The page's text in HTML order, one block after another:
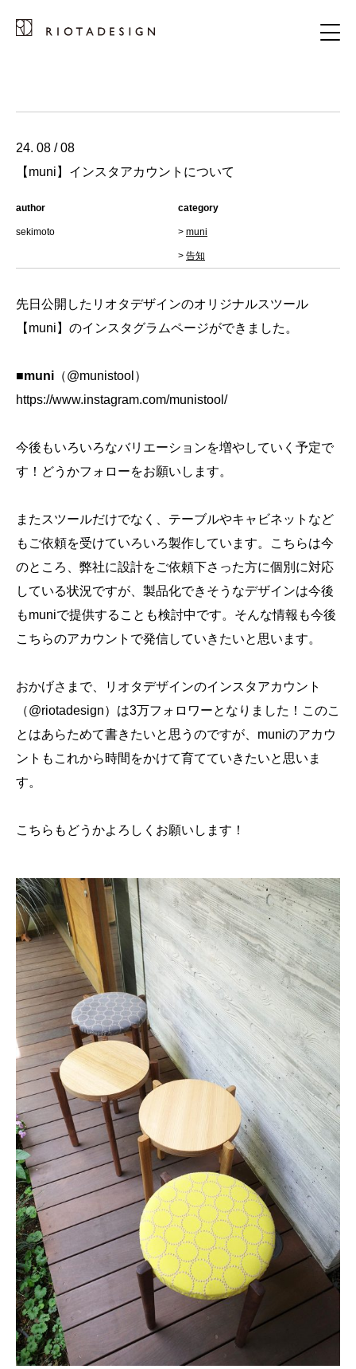
24. 08 / 08
【muni】インスタアカウントについて
author
sekimoto
category
> muni
> 告知
先日公開したリオタデザインのオリジナルスツール
【muni】のインスタグラムページができました。
■muni （@munistool）
https://www.instagram.com/munistool/
今後もいろいろなバリエーションを増やしていく予定で
す！どうかフォローをお願いします。
またスツールだけでなく、テーブルやキャビネットなど
もご依頼を受けていろいろ製作しています。こちらは今
のところ、弊社に設計をご依頼下さった方に個別に対応
している状況ですが、製品化できそうなデザインは今後
もmuniで提供することも検討中です。そんな情報も今後
こちらのアカウントで発信していきたいと思います。
おかげさまで、リオタデザインのインスタアカウント
（@riotadesign）は3万フォロワーとなりました！このこ
とはあらためて書きたいと思うのですが、muniのアカウ
ントもこれから時間をかけて育てていきたいと思いま
す。
こちらもどうかよろしくお願いします！